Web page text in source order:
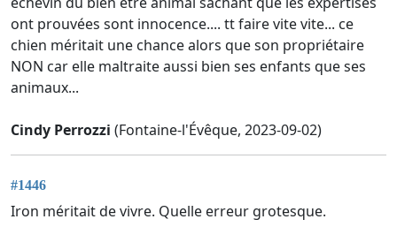
ont prouvées sont innocence.... tt faire vite vite... ce
chien méritait une chance alors que son propriétaire
NON car elle maltraite aussi bien ses enfants que ses
animaux...
Cindy Perrozzi (Fontaine-l'Évêque, 2023-09-02)
#1446
Iron méritait de vivre. Quelle erreur grotesque.